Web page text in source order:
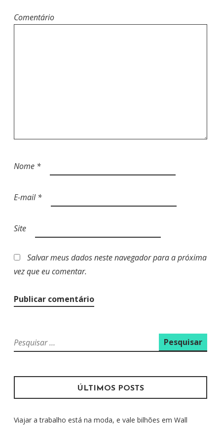
Comentário
Nome *
E-mail*
Site
Salvar meus dados neste navegador para a próxima
vez que eu comentar.
P
e
q
i
a
ÚLTIMOS POSTS
Viajar a trabalho está na moda, e vale bilhões em Wall